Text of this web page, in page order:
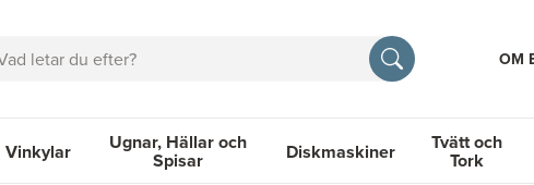
OM
Vinkylar Ugnar, Hällar och
Spisar Diskmaskiner Tvätt och
Tork